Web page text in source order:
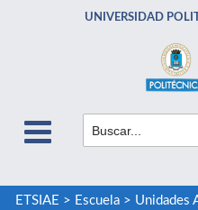
UNIVERSIDAD
ETSIAE > Escuela> Unidades